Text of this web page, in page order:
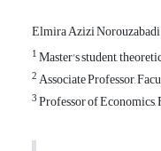
Elmira Azizi Norouzabadi
1Master's student,
2Associate Professor,
3Professor of